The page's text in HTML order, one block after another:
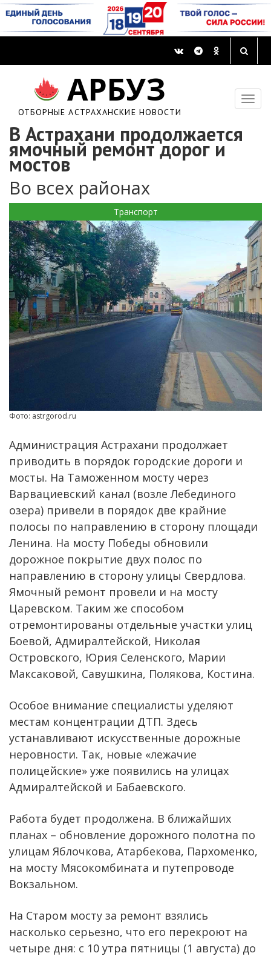
АРБУЗ
ОТБОРНЫЕ АСТРАХАНСКИЕ НОВОСТИ
В Астрахани продолжается
ямочный ремонт дорог и
мостов
Во всех районах
Транспорт
Фото: astrgorod.ru
Администрация Астрахани продолжает
приводить в порядок городские дороги и
мосты. На Таможенном мосту через
Варвациевский канал (возле Лебединого
озера) привели в порядок две крайние
полосы по направлению в сторону площади
Ленина. На мосту Победы обновили
дорожное покрытие двух полос по
направлению в сторону улицы Свердлова.
Ямочный ремонт провели и на мосту
Царевском. Таким же способом
отремонтированы отдельные участки улиц
Боевой, Адмиралтейской, Николая
Островского, Юрия Селенского, Марии
Максаковой, Савушкина, Полякова, Костина.
Особое внимание специалисты уделяют
местам концентрации ДТП. Здесь
устанавливают искусственные дорожные
неровности. Так, новые «лежачие
полицейские» уже появились на улицах
Адмиралтейской и Бабаевского.
Работа будет продолжена. В ближайших
планах – обновление дорожного полотна по
улицам Яблочкова, Атарбекова, Пархоменко,
на мосту Мясокомбината и путепроводе
Вокзальном.
На Старом мосту за ремонт взялись
насколько серьезно, что его перекроют на
четыре дня: с 10 утра пятницы (1 августа) до